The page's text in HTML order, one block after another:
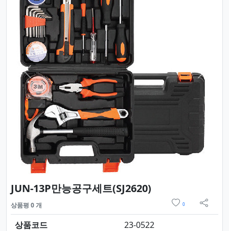
Previous Next
JUN-13P만능공구세트(SJ2620)
상품평 0 개 0
sns 공
상품코드
23-0522